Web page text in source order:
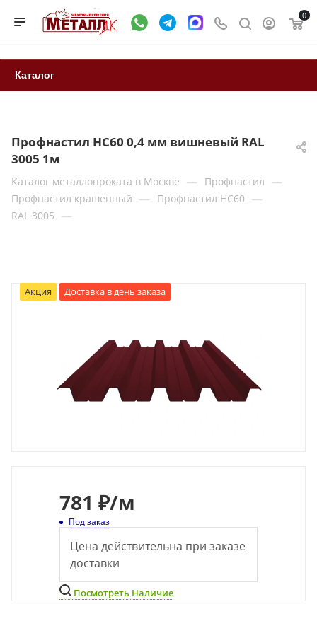
0
Каталог
Профнастил НС60 0,4 мм вишневый RAL
3005 1м
Каталог металлопроката в Москве — Профнастил —
Профнастил крашенный — Профнастил НС60 —
RAL 3005 —
Акция Доставка в день заказа
781 ₽/м
Под заказ
Цена действительна при заказе
доставки
Посмотреть Наличие